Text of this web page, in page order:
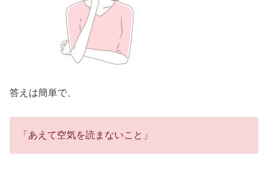
答えは簡単で、
「あえて空気を読まないこと」